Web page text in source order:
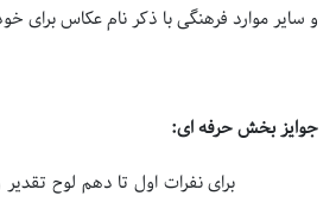
و سایر موارد فرهنگی با ذکر نام عکاس برای
جوایز بخش حرفه ای:
برای نفرات اول تا دهم لوح تقدیر و